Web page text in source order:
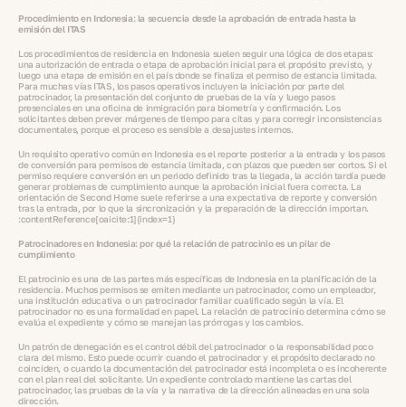
Procedimiento en Indonesia: la secuencia desde la aprobación de entrada hasta la
emisión del ITAS
Los procedimientos de residencia en Indonesia suelen seguir una lógica de dos etapas:
una autorización de entrada o etapa de aprobación inicial para el propósito previsto, y
luego una etapa de emisión en el país donde se finaliza el permiso de estancia limitada.
Para muchas vías ITAS, los pasos operativos incluyen la iniciación por parte del
patrocinador, la presentación del conjunto de pruebas de la vía y luego pasos
presenciales en una oficina de inmigración para biometría y confirmación. Los
solicitantes deben prever márgenes de tiempo para citas y para corregir inconsistencias
documentales, porque el proceso es sensible a desajustes internos.
Un requisito operativo común en Indonesia es el reporte posterior a la entrada y los pasos
de conversión para permisos de estancia limitada, con plazos que pueden ser cortos. Si el
permiso requiere conversión en un periodo definido tras la llegada, la acción tardía puede
generar problemas de cumplimiento aunque la aprobación inicial fuera correcta. La
orientación de Second Home suele referirse a una expectativa de reporte y conversión
tras la entrada, por lo que la sincronización y la preparación de la dirección importan.
:contentReference[oaicite:1]{index=1}
Patrocinadores en Indonesia: por qué la relación de patrocinio es un pilar de
cumplimiento
El patrocinio es una de las partes más específicas de Indonesia en la planificación de la
residencia. Muchos permisos se emiten mediante un patrocinador, como un empleador,
una institución educativa o un patrocinador familiar cualificado según la vía. El
patrocinador no es una formalidad en papel. La relación de patrocinio determina cómo se
evalúa el expediente y cómo se manejan las prórrogas y los cambios.
Un patrón de denegación es el control débil del patrocinador o la responsabilidad poco
clara del mismo. Esto puede ocurrir cuando el patrocinador y el propósito declarado no
coinciden, o cuando la documentación del patrocinador está incompleta o es incoherente
con el plan real del solicitante. Un expediente controlado mantiene las cartas del
patrocinador, las pruebas de la vía y la narrativa de la dirección alineadas en una sola
dirección.